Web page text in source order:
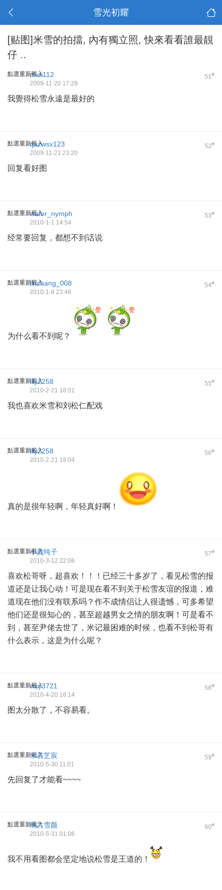
雪光初耀
[贴图]米雪的拍擋, 內有獨立照, 快來看看誰最靚
仔 ..
點選重新載入 51#
chui112
2009-11-20 17:28
我覺得松雪永遠是最好的
點選重新載入 52#
qazwsx123
2009-11-21 23:20
回复看好图
點選重新載入 53#
water_nymph
2010-1-1 14:54
经常要回复，都想不到话说
點選重新載入 54#
linchang_008
2010-1-8 23:48
为什么看不到呢？
點選重新載入 55#
lily2258
2010-2-21 18:01
我也喜欢米雪和刘松仁配戏
點選重新載入 56#
lily2258
2010-2-21 18:04
真的是很年轻啊，年轻真好啊！
點選重新載入 57#
小鹿纯子
2010-3-12 22:06
喜欢松哥呀，超喜欢！！！已经三十多岁了，看见松雪的报
道还是让我心动！可是现在看不到关于松雪友谊的报道，难
道现在他们没有联系吗？作不成情侣让人很遗憾，可多希望
他们还是很知心的，甚至超越男女之情的朋友啊！可是看不
到，甚至尹佬去世了，米记最困难的时候，也看不到松哥有
什么表示，这是为什么呢？
點選重新載入 58#
wzy3721
2010-4-20 16:14
图太分散了，不容易看。
點選重新載入 59#
米若芝宸
2010-5-30 11:01
先回复了才能看~~~~
點選重新載入 60#
纳兰雪颜
2010-5-31 01:06
我不用看图都会坚定地说松雪是王道的！